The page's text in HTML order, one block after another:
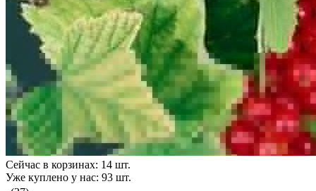
Сейчас в корзинах: 14 шт.
Уже куплено у нас: 93 шт.